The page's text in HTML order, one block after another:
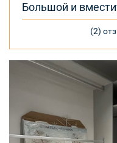
Большой и
(2)